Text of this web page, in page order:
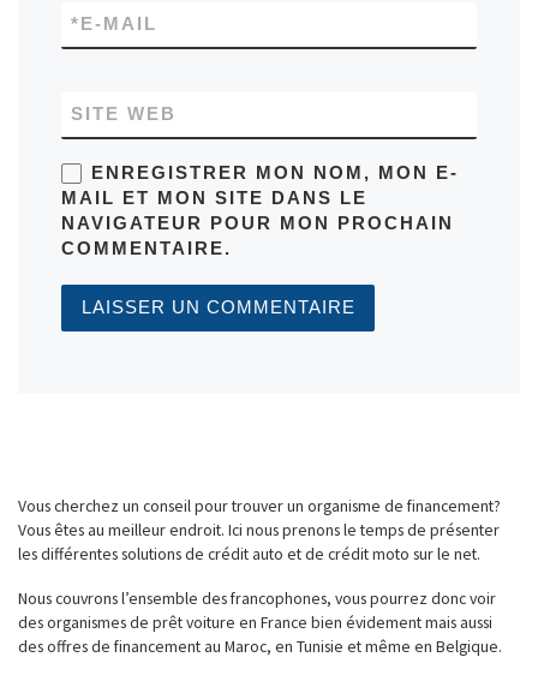
E-MAIL
*
SITE WEB
ENREGISTRER MON NOM, MON E-
MAIL ET MON SITE DANS LE
NAVIGATEUR POUR MON PROCHAIN
COMMENTAIRE.
Vous cherchez un conseil pour trouver un organisme de financement?
Vous êtes au meilleur endroit. Ici nous prenons le temps de présenter
les différentes solutions de crédit auto et de crédit moto sur le net.
Nous couvrons l’ensemble des francophones, vous pourrez donc voir
des organismes de prêt voiture en France bien évidement mais aussi
des offres de financement au Maroc, en Tunisie et même en Belgique.